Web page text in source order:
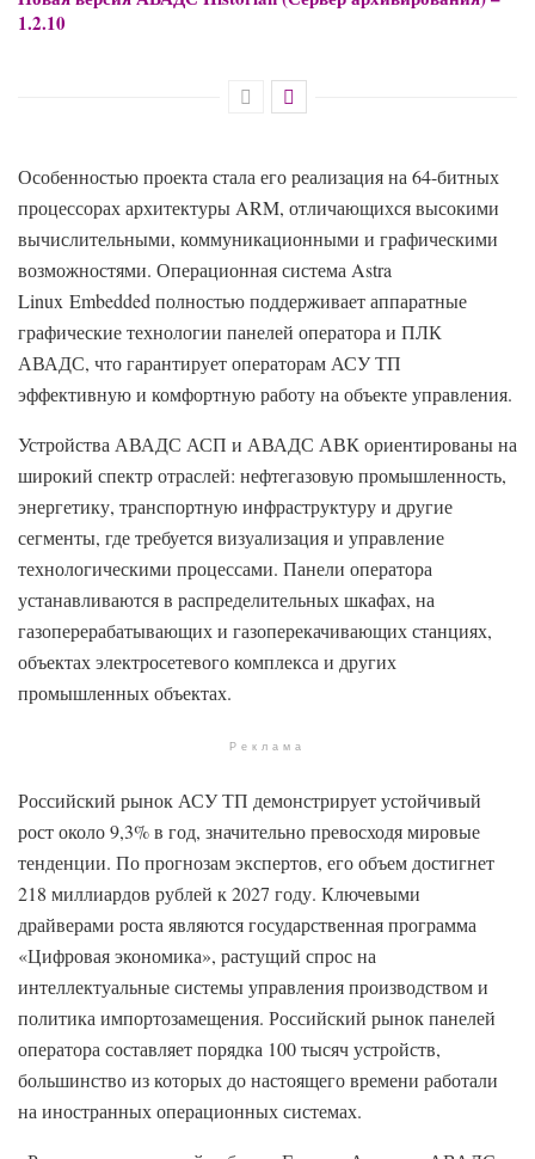
1.2.10
Особенностью проекта стала его реализация на 64-битных
процессорах архитектуры ARM, отличающихся высокими
вычислительными, коммуникационными и графическими
возможностями. Операционная система Astra
Linux Embedded полностью поддерживает аппаратные
графические технологии панелей оператора и ПЛК
АВАДС, что гарантирует операторам АСУ ТП
эффективную и комфортную работу на объекте управления.
Устройства АВАДС АСП и АВАДС АВК ориентированы на
широкий спектр отраслей: нефтегазовую промышленность,
энергетику, транспортную инфраструктуру и другие
сегменты, где требуется визуализация и управление
технологическими процессами. Панели оператора
устанавливаются в распределительных шкафах, на
газоперерабатывающих и газоперекачивающих станциях,
объектах электросетевого комплекса и других
промышленных объектах.
Реклама
Российский рынок АСУ ТП демонстрирует устойчивый
рост около 9,3% в год, значительно превосходя мировые
тенденции. По прогнозам экспертов, его объем достигнет
218 миллиардов рублей к 2027 году. Ключевыми
драйверами роста являются государственная программа
«Цифровая экономика», растущий спрос на
интеллектуальные системы управления производством и
политика импортозамещения. Российский рынок панелей
оператора составляет порядка 100 тысяч устройств,
большинство из которых до настоящего времени работали
на иностранных операционных системах.